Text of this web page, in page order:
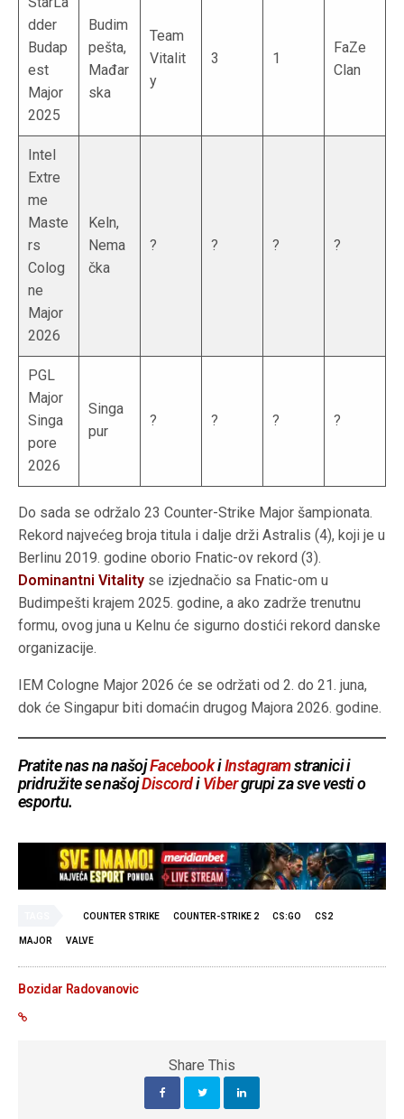
dder
Budap
est
Major
2025
Budim
pešta,
Mađar
ska
Team
Vitalit
y
3 1
FaZe
Clan
Intel
Extre
me
Maste
rs
Colog
ne
Major
2026
Keln,
Nema
čka
? ? ? ?
PGL
Major
Singa
pore
2026
Singa
pur
? ? ? ?
Do sada se održalo 23 Counter-Strike Major šampionata.
Rekord najvećeg broja titula i dalje drži Astralis (4), koji je u
Berlinu 2019. godine oborio Fnatic-ov rekord (3).
Dominantni Vitality se izjednačio sa Fnatic-om u
Budimpešti krajem 2025. godine, a ako zadrže trenutnu
formu, ovog juna u Kelnu će sigurno dostići rekord danske
organizacije.
IEM Cologne Major 2026 će se održati od 2. do 21. juna,
dok će Singapur biti domaćin drugog Majora 2026. godine.
Pratite nas na našojFacebookiInstagramstranici i
pridružite se našojDiscordiVibergrupi za sve vesti o
esportu.
COUNTER STRIKE COUNTER-STRIKE 2 CS:GO CS2
MAJOR VALVE
Bozidar Radovanovic
Share This